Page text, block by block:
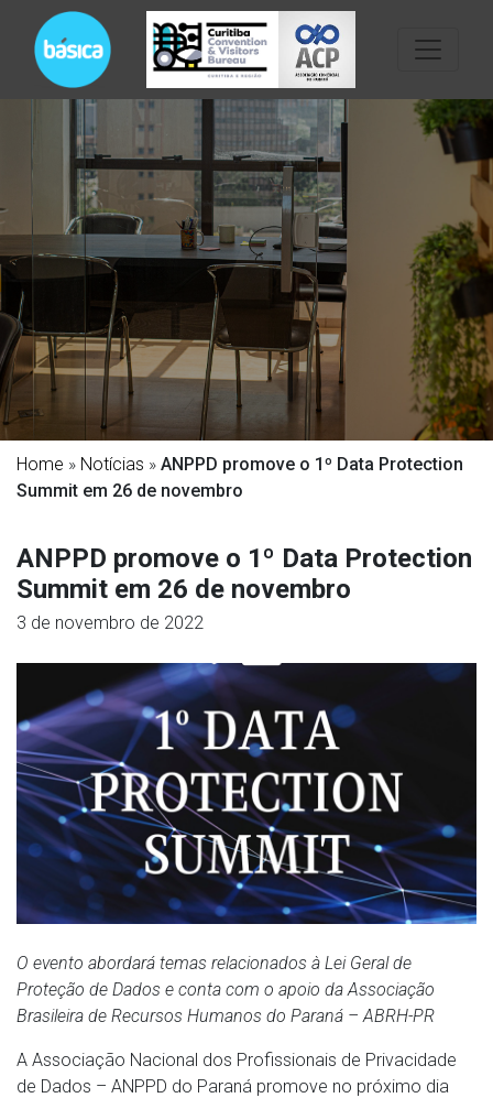
Home » Notícias » ANPPD promove o 1º Data Protection
Summit em 26 de novembro
ANPPD promove o 1º Data Protection
Summit em 26 de novembro
3 de novembro de 2022
O evento abordará temas relacionados à Lei Geral de
Proteção de Dados e conta com o apoio da Associação
Brasileira de Recursos Humanos do Paraná – ABRH-PR
A Associação Nacional dos Profissionais de Privacidade
de Dados – ANPPD do Paraná promove no próximo dia